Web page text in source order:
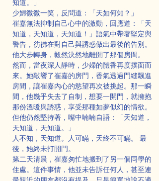
知道。」
少婦微微一笑，反問道：「天如何知？」
崔嘉無法抑制自己心中的激動，回應道：「天
知道，天知道，天知道！」語氣中帶著堅定與
警告，彷彿在對自己與誘惑做出最後的告別。
他大步轉身，毅然決然地離開了那個房間。
然而，當夜深人靜時，少婦的體香再度撲面而
來。她敲響了崔嘉的房門，香氣透過門縫飄進
房間，讓崔嘉內心的慾望再次被挑起。那一瞬
間，他幾乎失去了自制，想要一開門，就擁抱
那份溫暖與誘惑，享受那種如夢似幻的情欲。
但他仍然堅持著，嘴中喃喃自語：「天知道，
天知道，天知道。」
人不知，天知道。人可瞞，天終不可瞞。 最
後，始終未打開門。
第二天清晨，崔嘉匆忙地搬到了另一個同學的
住處。這件事情，他並未告訴任何人，甚至連